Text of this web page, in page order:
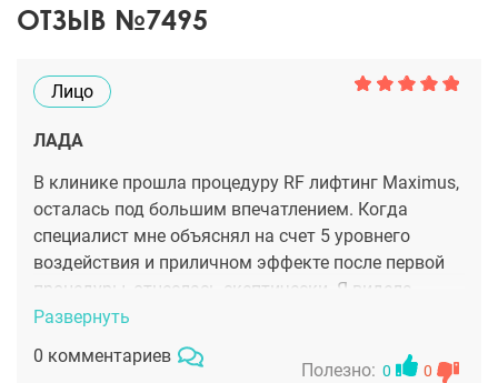
ОТЗЫВ №7495
Лицо
ЛАДА
В клинике прошла процедуру RF лифтинг Maximus,
осталась под большим впечатлением. Когда
специалист мне объяснял на счет 5 уровнего
воздействия и приличном эффекте после первой
процедуры, отнеслась скептически. Я видела
результат, думала, что для этого понадобится не
один сеанс. У меня разгладились мимические
морщины, а мелкие практически исчезли и это
Развернуть
0 комментариев
Полезно: 0 0